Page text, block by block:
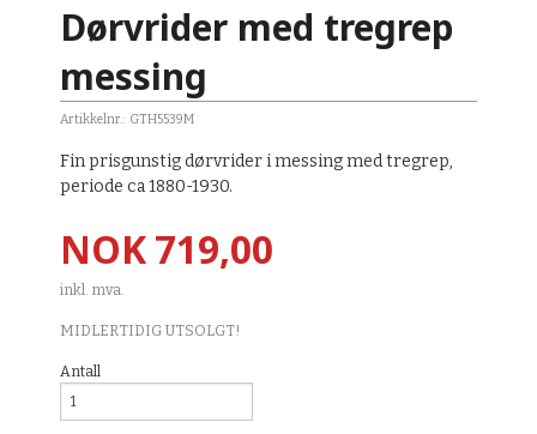
Dørvrider med tregrep
messing
Artikkelnr.: GTH5539M
Fin prisgunstig dørvrider i messing med tregrep,
periode ca 1880-1930.
Pris
NOK719,00
inkl. mva.
MIDLERTIDIG UTSOLGT!
Antall